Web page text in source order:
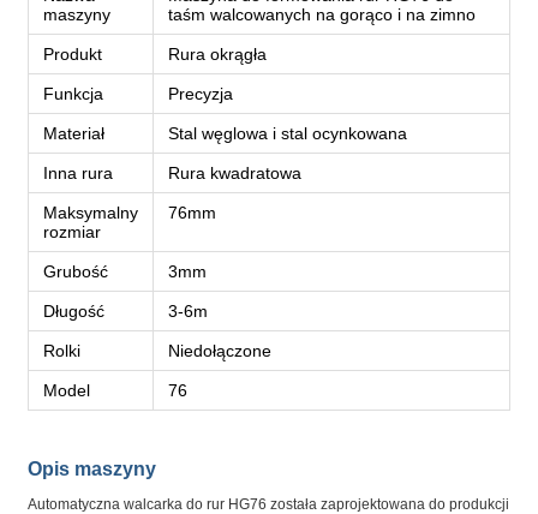
maszyny
taśm walcowanych na gorąco i na zimno
Produkt Rura okrągła
Funkcja Precyzja
Materiał Stal węglowa i stal ocynkowana
Inna rura Rura kwadratowa
Maksymalny
rozmiar
76mm
Grubość 3mm
Długość 3-6m
Rolki Niedołączone
Model 76
Opis maszyny
Automatyczna walcarka do rur HG76 została zaprojektowana do produkcji